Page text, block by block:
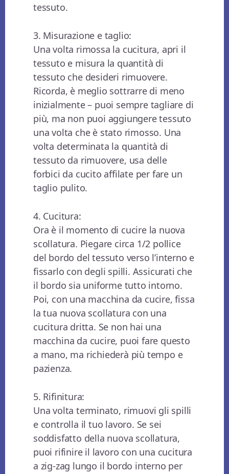
tessuto.
3. Misurazione e taglio:
Una volta rimossa la cucitura, apri il
tessuto e misura la quantità di
tessuto che desideri rimuovere.
Ricorda, è meglio sottrarre di meno
inizialmente – puoi sempre tagliare di
più, ma non puoi aggiungere tessuto
una volta che è stato rimosso. Una
volta determinata la quantità di
tessuto da rimuovere, usa delle
forbici da cucito affilate per fare un
taglio pulito.
4. Cucitura:
Ora è il momento di cucire la nuova
scollatura. Piegare circa 1/2 pollice
del bordo del tessuto verso l’interno e
fissarlo con degli spilli. Assicurati che
il bordo sia uniforme tutto intorno.
Poi, con una macchina da cucire, fissa
la tua nuova scollatura con una
cucitura dritta. Se non hai una
macchina da cucire, puoi fare questo
a mano, ma richiederà più tempo e
pazienza.
5. Rifinitura:
Una volta terminato, rimuovi gli spilli
e controlla il tuo lavoro. Se sei
soddisfatto della nuova scollatura,
puoi rifinire il lavoro con una cucitura
a zig-zag lungo il bordo interno per